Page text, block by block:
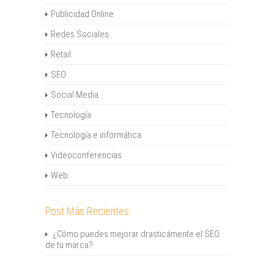
Publicidad Online
Redes Sociales
Retail
SEO
Social Media
Tecnología
Tecnología e informática
Videoconferencias
Web
Post Más Recientes
¿Cómo puedes mejorar drasticámente el SEO
de tu marca?